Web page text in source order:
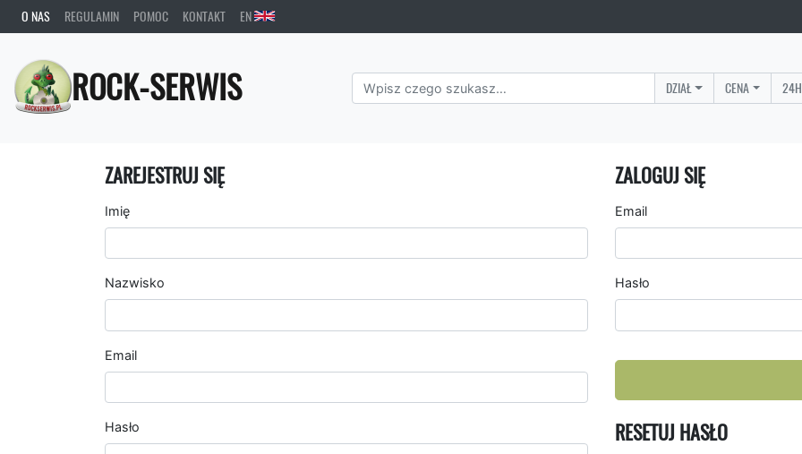
O NAS REGULAMIN POMOC KONTAKT EN
ROCK-SERWIS DZIAŁ CENA
ZAREJESTRUJ SIĘ
Imię
Nazwisko
Email
Hasło
ZALOGUJ SIĘ
Email
Hasło
RESETUJ HASŁO